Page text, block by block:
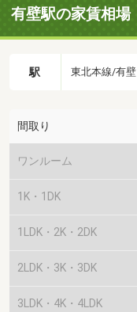
有壁駅の家賃相場
駅 東北本線/有壁
間取り
ワンルーム
1K・1DK
1LDK・2K・2DK
2LDK・3K・3DK
3LDK・4K・4LDK